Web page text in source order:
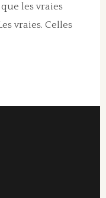
les vraies
vraies. Celles